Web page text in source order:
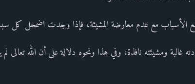
تنفع الأسباب مع عدم معارضة المشيئة، فإذا وجدت اضمحل كل
ومشيئته نافذة، وفي هذا ونحوه دلالة على أن الله تعالى لم